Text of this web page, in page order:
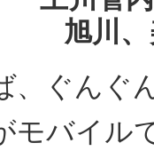
旭川
、ぐんぐ
モバイル